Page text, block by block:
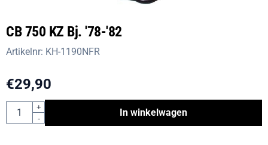
CB 750 KZ Bj. '78-'82
Artikelnr: KH-1190NFR
€29,90
Aantal
+
-
In winkelwagen